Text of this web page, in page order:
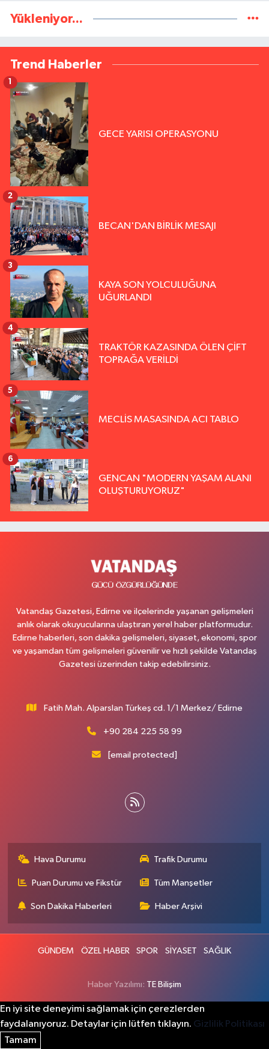
Yükleniyor...
Trend Haberler
GECE YARISI OPERASYONU
BECAN'DAN BİRLİK MESAJI
2
KAYA SON YOLCULUĞUNA
UĞURLANDI
3
TRAKTÖR KAZASINDA ÖLEN ÇİFT
TOPRAĞA VERİLDİ
4
MECLİS MASASINDA ACI TABLO
5
GENCAN "MODERN YAŞAM ALANI
OLUŞTURUYORUZ"
6
Vatandaş Gazetesi, Edirne ve ilçelerinde yaşanan gelişmeleri
anlık olarak okuyucularına ulaştıran yerel haber platformudur.
Edirne haberleri, son dakika gelişmeleri, siyaset, ekonomi, spor
ve yaşamdan tüm gelişmeleri güvenilir ve hızlı şekilde Vatandaş
Gazetesi üzerinden takip edebilirsiniz.
Fatih Mah. Alparslan Türkeş cd. 1/1 Merkez/ Edirne
+90 284 225 58 99
[email protected]
Hava Durumu Trafik Durumu
Puan Durumu ve Fikstür Tüm Manşetler
Son Dakika Haberleri Haber Arşivi
GÜNDEM ÖZEL HABER SPOR SİYASET SAĞLIK
Haber Yazılımı: TE Bilişim
En iyi site deneyimi sağlamak için çerezlerden
faydalanıyoruz. Detaylar için lütfen tıklayın. Gizlilik Politikası
Tamam